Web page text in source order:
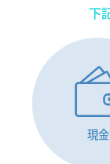
下
現金